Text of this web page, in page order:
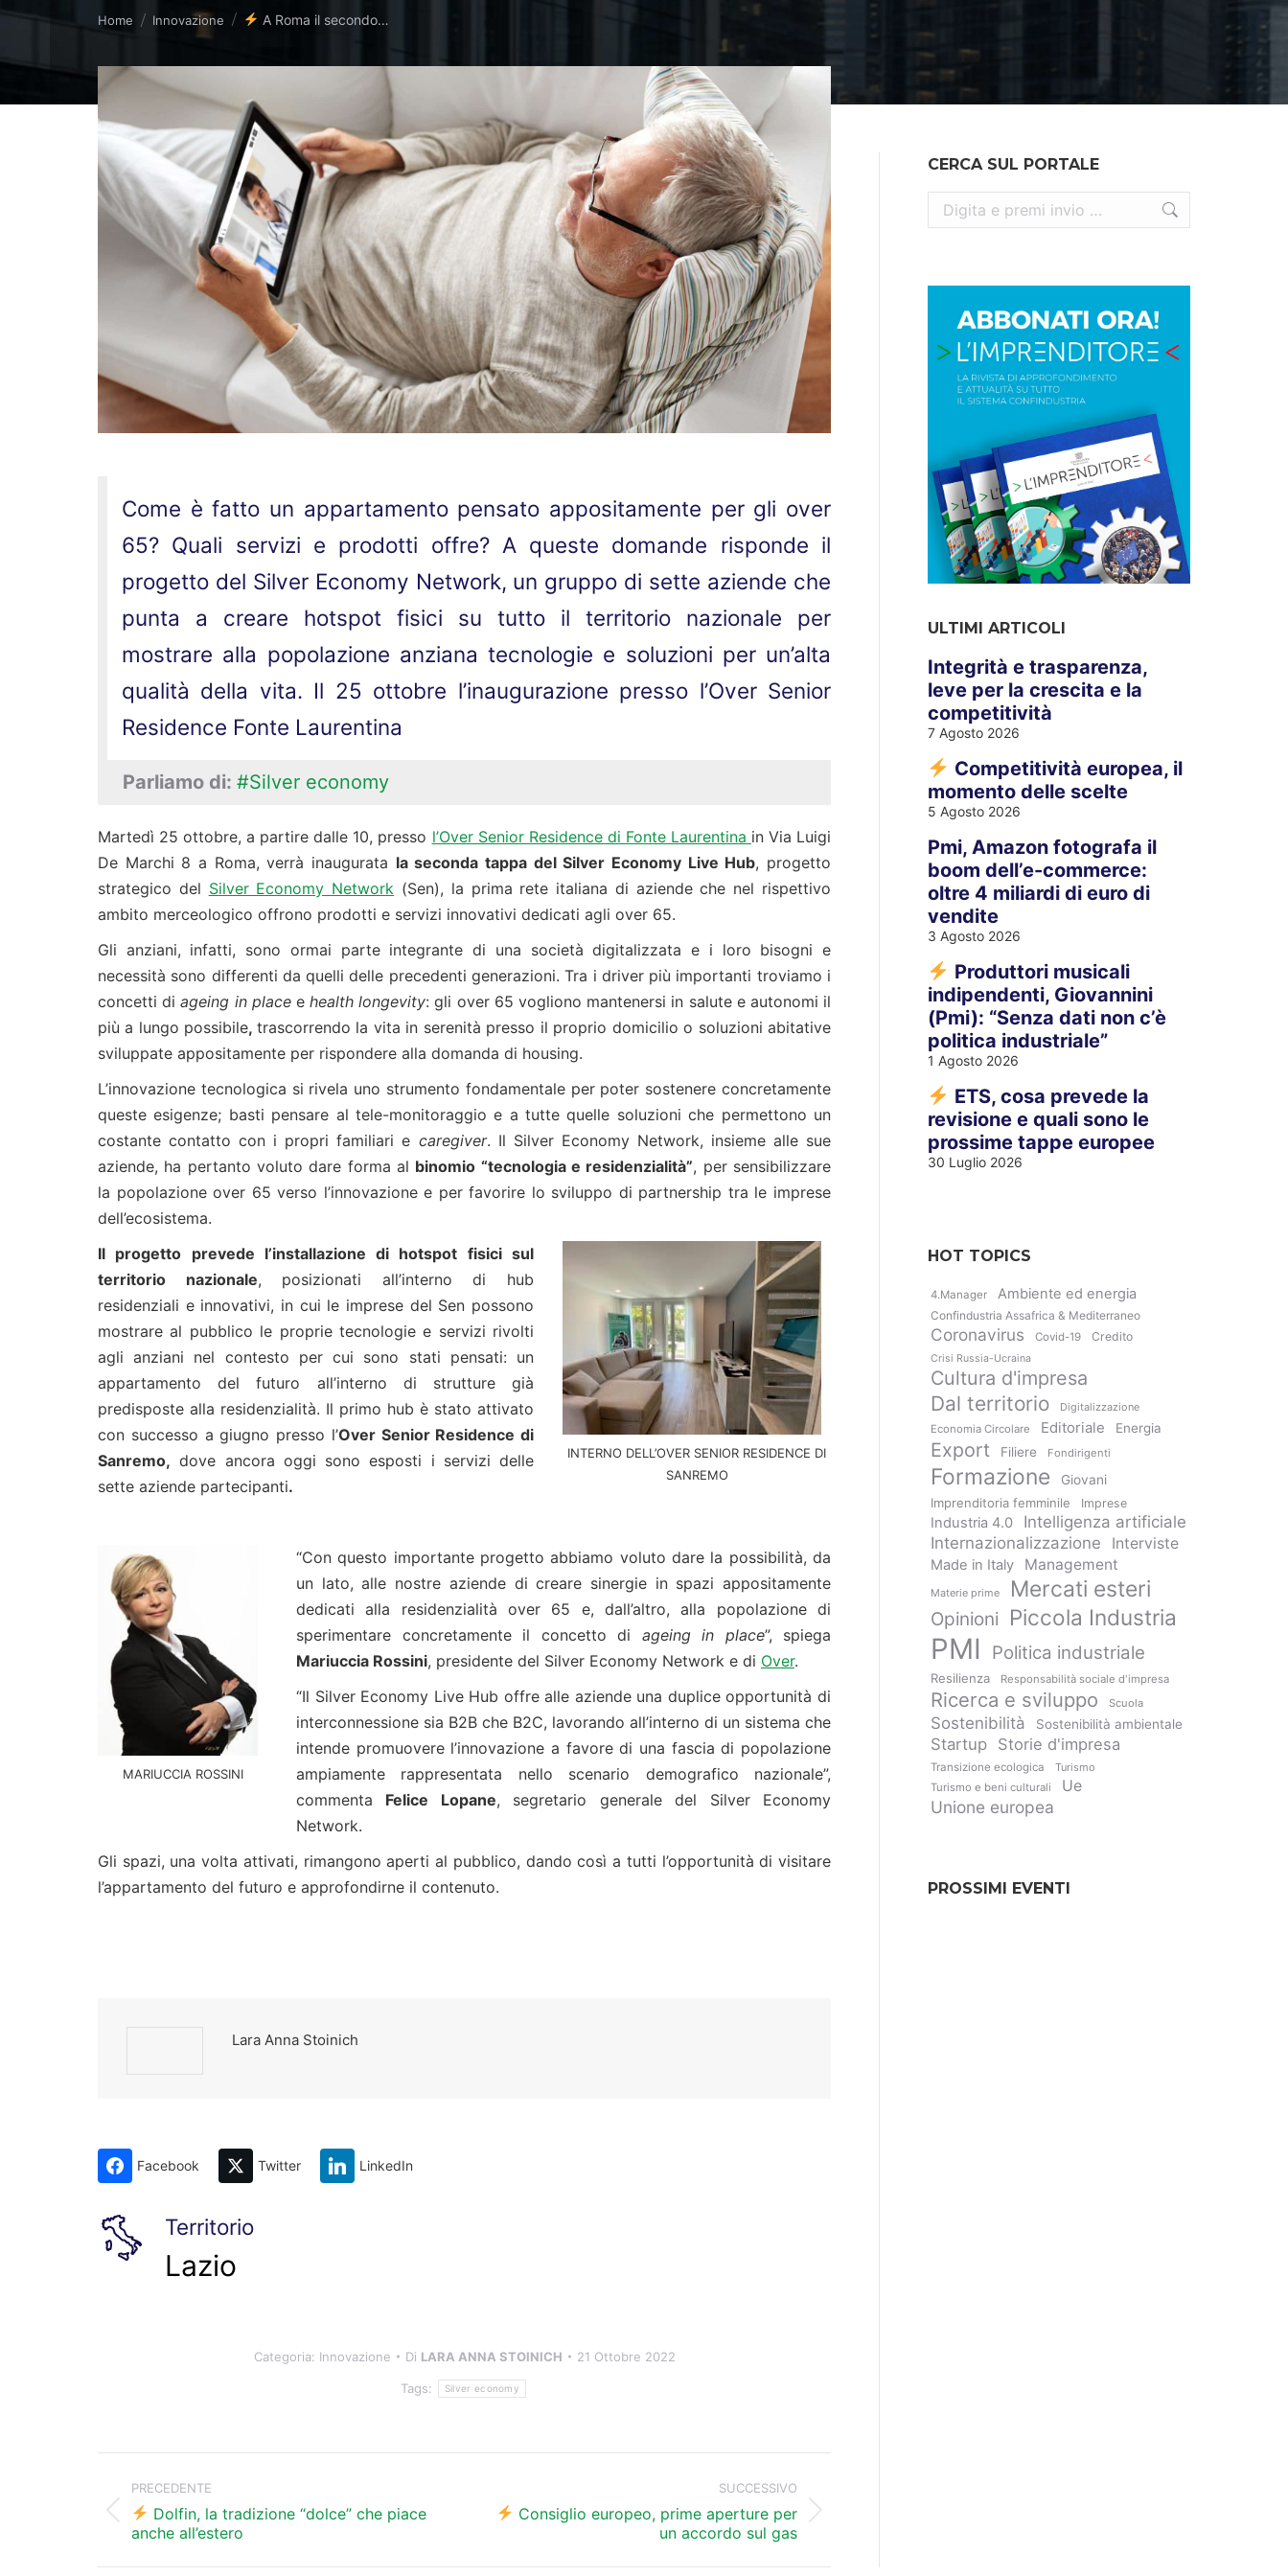
Tu sei qui:
Home Innovazione A Roma il secondo…
Come è fatto un appartamento pensato appositamente per gli over
65? Quali servizi e prodotti offre? A queste domande risponde il
progetto del Silver Economy Network, un gruppo di sette aziende che
punta a creare hotspot fisici su tutto il territorio nazionale per
mostrare alla popolazione anziana tecnologie e soluzioni per un’alta
qualità della vita. Il 25 ottobre l’inaugurazione presso l’Over Senior
Residence Fonte Laurentina
Parliamo di: #Silver economy
Martedì 25 ottobre, a partire dalle 10, presso l’Over Senior Residence di Fonte Laurentina in Via Luigi
De Marchi 8 a Roma, verrà inaugurata la seconda tappa del Silver Economy Live Hub, progetto
strategico del Silver Economy Network (Sen), la prima rete italiana di aziende che nel rispettivo
ambito merceologico offrono prodotti e servizi innovativi dedicati agli over 65.
Gli anziani, infatti, sono ormai parte integrante di una società digitalizzata e i loro bisogni e
necessità sono differenti da quelli delle precedenti generazioni. Tra i driver più importanti troviamo i
concetti diageing in placeehealth longevity: gli over 65 vogliono mantenersi in salute e autonomi il
più a lungo possibile, trascorrendo la vita in serenità presso il proprio domicilio o soluzioni abitative
sviluppate appositamente per rispondere alla domanda di housing.
L’innovazione tecnologica si rivela uno strumento fondamentale per poter sostenere concretamente
queste esigenze; basti pensare al tele-monitoraggio e a tutte quelle soluzioni che permettono un
costante contatto con i propri familiari e caregiver. Il Silver Economy Network, insieme alle sue
aziende, ha pertanto voluto dare forma al binomio “tecnologia e residenzialità”, per sensibilizzare
la popolazione over 65 verso l’innovazione e per favorire lo sviluppo di partnership tra le imprese
dell’ecosistema.
INTERNO DELL’OVER SENIOR RESIDENCE DI
SANREMO
Il progetto prevede l’installazione di hotspot fisici sul
territorio nazionale, posizionati all’interno di hub
residenziali e innovativi, in cui le imprese del Sen possono
mostrare al pubblico le proprie tecnologie e servizi rivolti
agli anziani nel contesto per cui sono stati pensati: un
appartamento del futuro all’interno di strutture già
predisposte alla residenzialità. Il primo hub è stato attivato
con successo a giugno presso l’Over Senior Residence di
Sanremo, dove ancora oggi sono esposti i servizi delle
sette aziende partecipanti.
MARIUCCIA ROSSINI
“Con questo importante progetto abbiamo voluto dare la possibilità, da
un lato, alle nostre aziende di creare sinergie in spazi appositamente
dedicati alla residenzialità over 65 e, dall’altro, alla popolazione di
sperimentare concretamente il concetto di ageing in place”, spiega
Mariuccia Rossini, presidente del Silver Economy Network e di Over.
“Il Silver Economy Live Hub offre alle aziende una duplice opportunità di
interconnessione sia B2B che B2C, lavorando all’interno di un sistema che
intende promuovere l’innovazione a favore di una fascia di popolazione
ampiamente rappresentata nello scenario demografico nazionale”,
commenta Felice Lopane, segretario generale del Silver Economy
Network.
Gli spazi, una volta attivati, rimangono aperti al pubblico, dando così a tutti l’opportunità di visitare
l’appartamento del futuro e approfondirne il contenuto.
Lara Anna Stoinich
Facebook Twitter LinkedIn
Territorio
Lazio
Categoria: Innovazione Di LARA ANNA STOINICH 21 Ottobre 2022
Tags: Silver economy
post
PRECEDENTE
Post
precedente:
Dolfin, la tradizione “dolce” che piace
anche all’estero
SUCCESSIVO
Prossimo
Consiglio europeo, prime aperture per
un accordo sul gas
CERCA SUL PORTALE
Cerca:
ULTIMI ARTICOLI
Integrità e trasparenza,
leve per la crescita e la
competitività
7 Agosto 2026
Competitività europea, il
momento delle scelte
5 Agosto 2026
Pmi, Amazon fotografa il
boom dell’e-commerce:
oltre 4 miliardi di euro di
vendite
3 Agosto 2026
Produttori musicali
indipendenti, Giovannini
(Pmi): “Senza dati non c’è
politica industriale”
1 Agosto 2026
ETS, cosa prevede la
revisione e quali sono le
prossime tappe europee
30 Luglio 2026
HOT TOPICS
4.Manager Ambiente ed energia
Confindustria Assafrica & Mediterraneo
Coronavirus Covid-19 Credito
Crisi Russia-Ucraina
Cultura d'impresa
Dal territorio
Digitalizzazione
Economia Circolare
Editoriale Energia
Export Filiere Fondirigenti
Formazione
Giovani
Imprenditoria femminile
Imprese
Industria 4.0
Intelligenza artificiale
Internazionalizzazione
Interviste
Made in Italy Management
Materie prime Mercati esteri
Opinioni Piccola Industria
PMI Politica industriale
Resilienza Responsabilità sociale d'impresa
Ricerca e sviluppo Scuola
Sostenibilità Sostenibilità ambientale
Startup Storie d'impresa
Transizione ecologica
Turismo
Turismo e beni culturali
Ue
Unione europea
PROSSIMI EVENTI